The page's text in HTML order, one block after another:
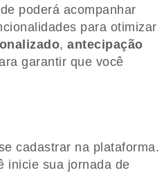
poderá acompanhar
para otimizar
, antecipação
garantir que você
cadastrar na plataforma.
inicie sua jornada de